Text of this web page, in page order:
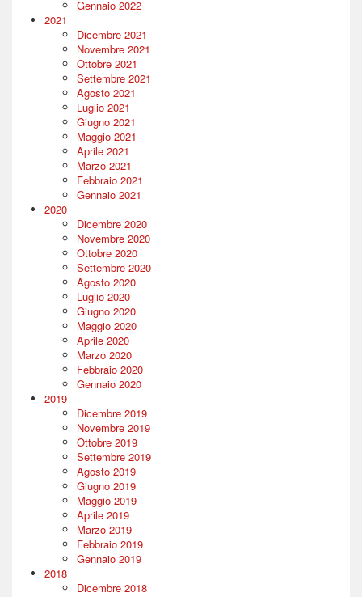
Gennaio 2022
2021
Dicembre 2021
Novembre 2021
Ottobre 2021
Settembre 2021
Agosto 2021
Luglio 2021
Giugno 2021
Maggio 2021
Aprile 2021
Marzo 2021
Febbraio 2021
Gennaio 2021
2020
Dicembre 2020
Novembre 2020
Ottobre 2020
Settembre 2020
Agosto 2020
Luglio 2020
Giugno 2020
Maggio 2020
Aprile 2020
Marzo 2020
Febbraio 2020
Gennaio 2020
2019
Dicembre 2019
Novembre 2019
Ottobre 2019
Settembre 2019
Agosto 2019
Giugno 2019
Maggio 2019
Aprile 2019
Marzo 2019
Febbraio 2019
Gennaio 2019
2018
Dicembre 2018